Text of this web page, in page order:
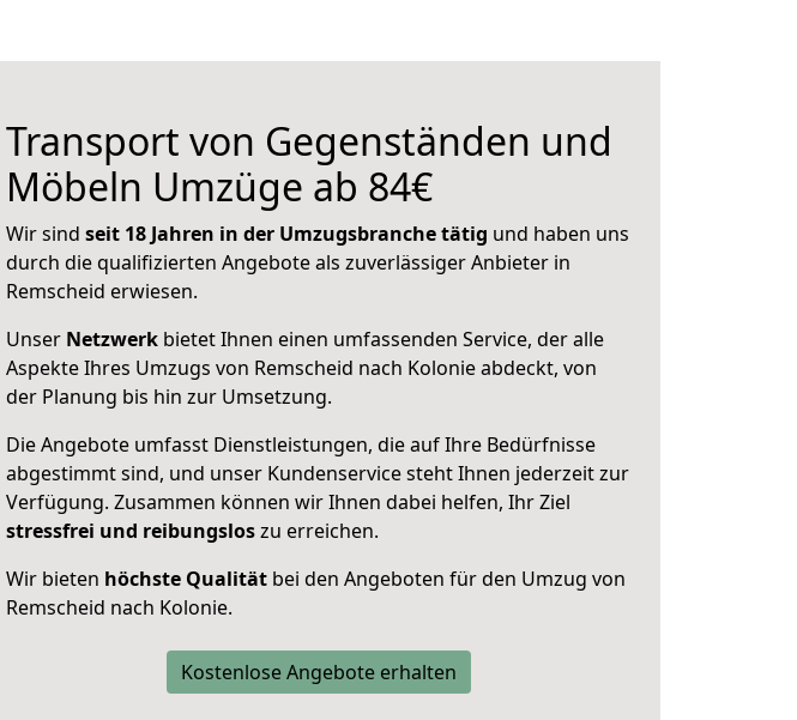
Transport von Gegenständen und
Möbeln Umzüge ab 84€
Wir sind seit 18 Jahren in der Umzugsbranche tätig und haben uns
durch die qualifizierten Angebote als zuverlässiger Anbieter in
Remscheid erwiesen.
Unser Netzwerk bietet Ihnen einen umfassenden Service, der alle
Aspekte Ihres Umzugs von Remscheid nach Kolonie abdeckt, von
der Planung bis hin zur Umsetzung.
Die Angebote umfasst Dienstleistungen, die auf Ihre Bedürfnisse
abgestimmt sind, und unser Kundenservice steht Ihnen jederzeit zur
Verfügung. Zusammen können wir Ihnen dabei helfen, Ihr Ziel
stressfrei und reibungsloszu erreichen.
Wir bieten höchste Qualität bei den Angeboten für den Umzug von
Remscheid nach Kolonie.
Kostenlose Angebote erhalten